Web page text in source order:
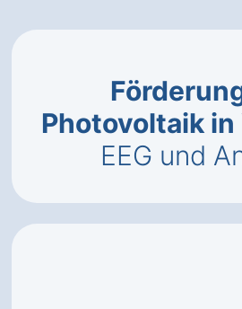
Photovoltaik in
EEG und